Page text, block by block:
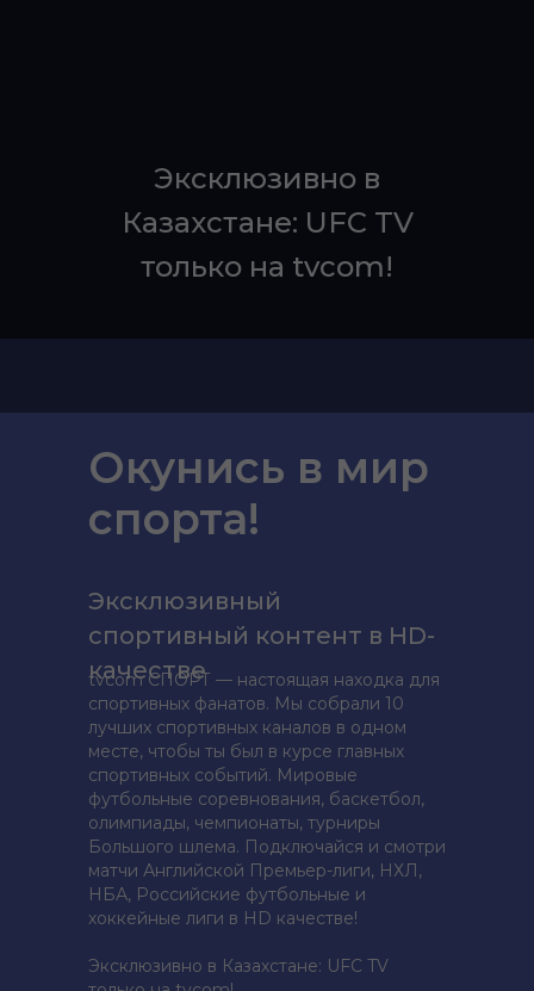
Эксклюзивно в
Казахстане: UFC TV
только на tvcom!
tvcom СПОРТ — настоящая находка для
спортивных фанатов. Мы собрали 10
лучших спортивных каналов в одном
месте, чтобы ты был в курсе главных
спортивных событий. Мировые
футбольные соревнования, баскетбол,
олимпиады, чемпионаты, турниры
Большого шлема. Подключайся и смотри
матчи Английской Премьер-лиги, НХЛ,
НБА, Российские футбольные и
хоккейные лиги в HD качестве!
Эксклюзивно в Казахстане: UFC TV
Окунись в мир
спорта!
Эксклюзивный
спортивный контент в HD-
качестве